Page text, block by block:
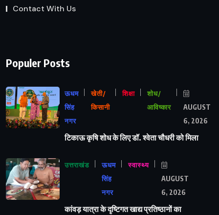
Contact With Us
Populer Posts
ऊधम
सिंह
नगर
खेती/
किसानी
शिक्षा
शोध/
आविष्कार
AUGUST
6, 2026
टिकाऊ कृषि शोध के लिए डॉ. श्वेता चौधरी को मिला
उत्तराखंड
ऊधम
सिंह
नगर
स्वास्थ्य
AUGUST
6, 2026
कांवड़ यात्रा के दृष्टिगत खाद्य प्रतिष्ठानों का